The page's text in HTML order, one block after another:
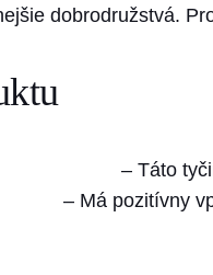
dobrodružstvá.
– Táto
– Má pozitívny